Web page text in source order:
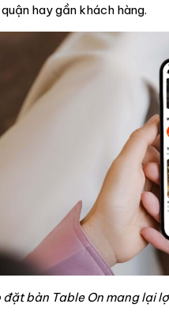
hay gần khách hàng.
đặt bàn Table On mang lại